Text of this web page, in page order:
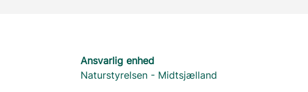
Ansvarlig enhed
Naturstyrelsen - Midtsjælland